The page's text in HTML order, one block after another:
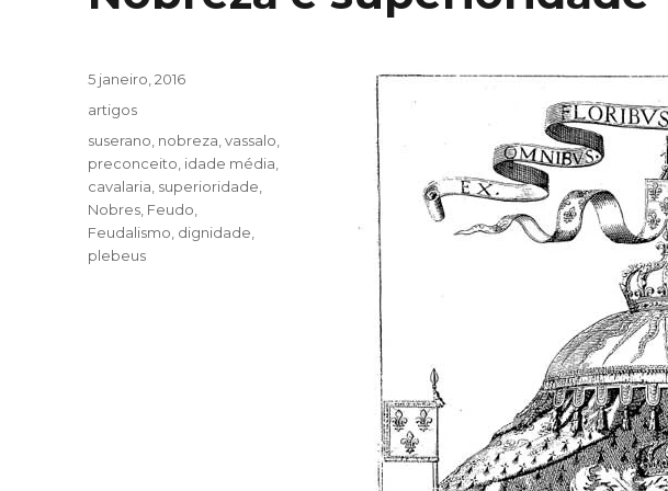
Publicado
em
5 janeiro, 2016
Categorias
artigos
Tags
suserano nobreza ,vassalo
preconceito idade média
cavalaria superioridade
Nobres Feudo
Feudalismo dignidade
plebeus